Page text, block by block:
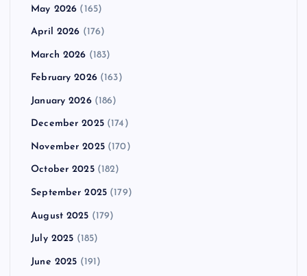
May 2026 (165)
April 2026 (176)
March 2026 (183)
February 2026(163)
January 2026(186)
December 2025(174)
November 2025(170)
October 2025(182)
September 2025 (179)
August 2025 (179)
July 2025 (185)
June 2025 (191)